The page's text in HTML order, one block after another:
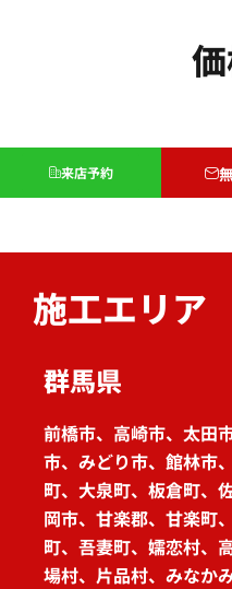
来店予約
施工エリア
群馬県
前橋市、高崎市、太田
市、みどり市、館林市
町、大泉町、板倉町、
岡市、甘楽郡、甘楽町
町、吾妻町、嬬恋村、
場村、片品村、みなか